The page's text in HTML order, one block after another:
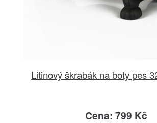
Litinový škrabák na boty pes
Cena: 799 Kč